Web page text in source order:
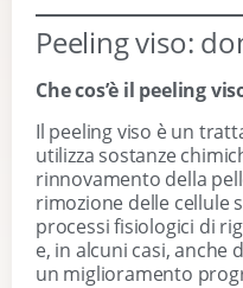
Peeling viso:
Che cos’è il peeling
Il peeling viso è un
utilizza sostanze
rinnovamento della
rimozione delle cellule
processi fisiologici di
e, in alcuni casi, anche
un miglioramento